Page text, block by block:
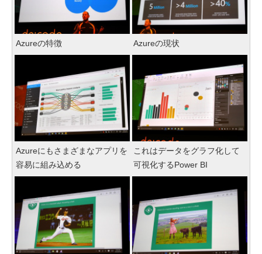
Azureの特徴 Azureの現状
Azureにもさまざまなアプリを
容易に組み込める
これはデータをグラフ化して
可視化するPower BI